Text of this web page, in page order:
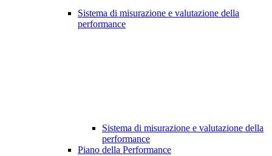
Sistema di misurazione e valutazione della
performance
Sistema di misurazione e valutazione della
performance
Piano della Performance